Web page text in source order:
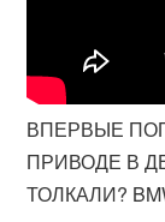
ВПЕРВЫЕ
ПРИВОДЕ В
ТОЛКАЛИ?